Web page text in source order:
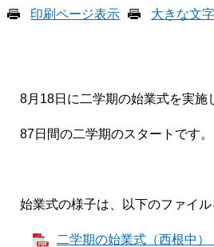
印刷ページ表示 大きな文
8月18日に二学期の始業式を実施
87日間の二学期のスタートです。
始業式の様子は、以下のファイル
二学期の始業式（西根中